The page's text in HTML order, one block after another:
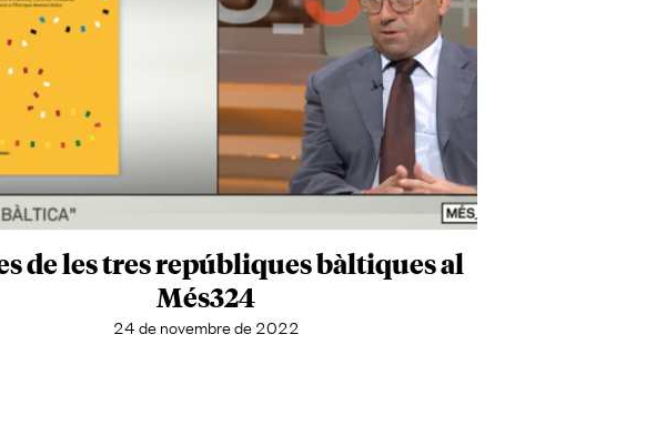
de les tres repúbliques bàltiques al
Més324
24 de novembre de 2022